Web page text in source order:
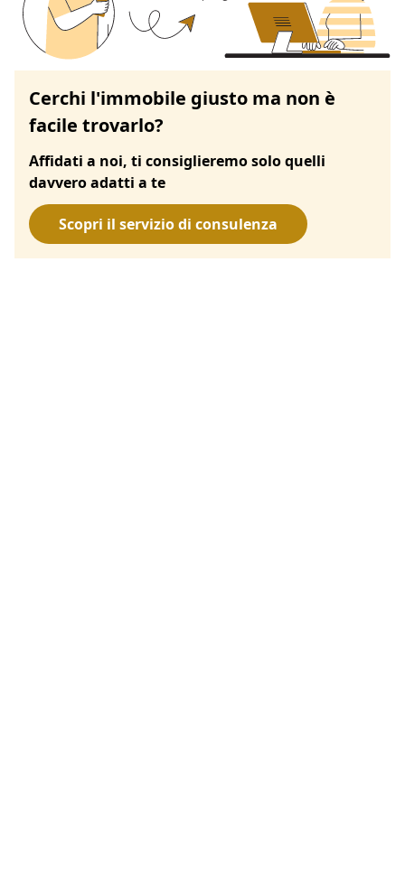
Cerchi l'immobile giusto ma non è
facile trovarlo?
Affidati a noi, ti consiglieremo solo quelli
davvero adatti a te
Scopri il servizio di consulenza